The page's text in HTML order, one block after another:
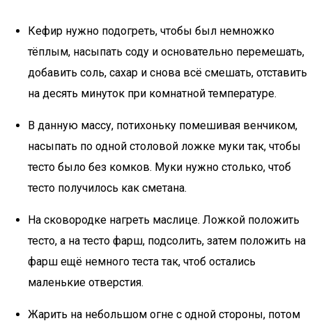
Кефир нужно подогреть, чтобы был немножко
тёплым, насыпать соду и основательно перемешать,
добавить соль, сахар и снова всё смешать, отставить
на десять минуток при комнатной температуре.
В данную массу, потихоньку помешивая венчиком,
насыпать по одной столовой ложке муки так, чтобы
тесто было без комков. Муки нужно столько, чтоб
тесто получилось как сметана.
На сковородке нагреть маслице. Ложкой положить
тесто, а на тесто фарш, подсолить, затем положить на
фарш ещё немного теста так, чтоб остались
маленькие отверстия.
Жарить на небольшом огне с одной стороны, потом